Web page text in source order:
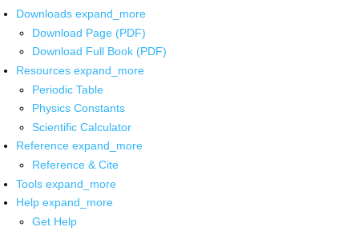
Downloads expand_more
Download Page (PDF)
Download Full Book (PDF)
Resources expand_more
Periodic Table
Physics Constants
Scientific Calculator
Reference expand_more
Reference & Cite
Tools expand_more
Help expand_more
Get Help